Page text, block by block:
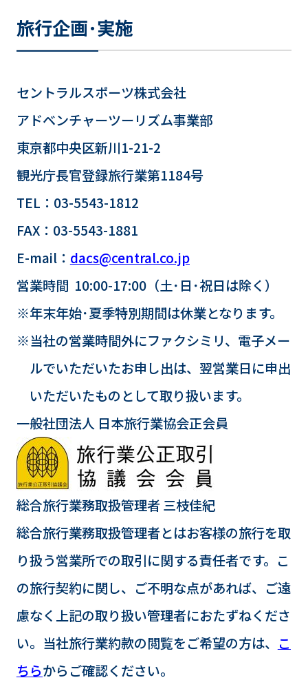
旅行企画･実施
セントラルスポーツ株式会社
アドベンチャーツーリズム事業部
東京都中央区新川1-21-2
観光庁長官登録旅行業第1184号
TEL：03-5543-1812
FAX：03-5543-1881
E-mail： dacs@central.co.jp
営業時間 10:00-17:00（土･日･祝日は除く）
※年末年始･夏季特別期間は休業となります。
※当社の営業時間外にファクシミリ、電子メー
ルでいただいたお申し出は、翌営業日に申出
いただいたものとして取り扱います。
一般社団法人 日本旅行業協会正会員
総合旅行業務取扱管理者 三枝佳紀
総合旅行業務取扱管理者とはお客様の旅行を取
り扱う営業所での取引に関する責任者です。こ
の旅行契約に関し、ご不明な点があれば、ご遠
慮なく上記の取り扱い管理者におたずねくださ
い。当社旅行業約款の閲覧をご希望の方は、 こ
ちらからご確認ください。